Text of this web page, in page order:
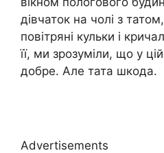
дівчаток на чолі з
повітряні кульки і
її, ми зрозуміли, що у цій
добре. Але тата шкода.
Advertisements